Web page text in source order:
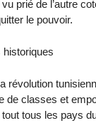
prié de l’autre
le pouvoir.
révolution
de classes et
tous les pays